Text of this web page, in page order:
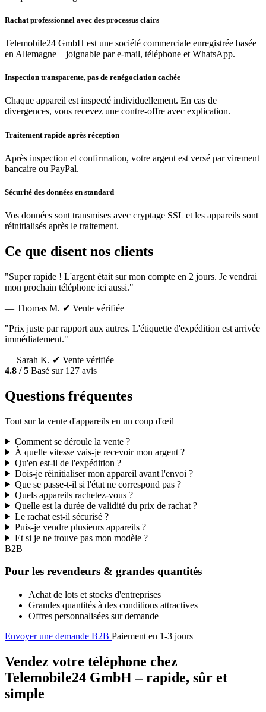
Rachat professionnel avec des processus clairs
Telemobile24 GmbH est une société commerciale enregistrée basée
en Allemagne – joignable par e-mail, téléphone et WhatsApp.
Inspection transparente, pas de renégociation cachée
Chaque appareil est inspecté individuellement. En cas de
divergences, vous recevez une contre-offre avec explication.
Traitement rapide après réception
Après inspection et confirmation, votre argent est versé par virement
bancaire ou PayPal.
Sécurité des données en standard
Vos données sont transmises avec cryptage SSL et les appareils sont
réinitialisés après le traitement.
Ce que disent nos clients
"Super rapide ! L'argent était sur mon compte en 2 jours. Je vendrai
mon prochain téléphone ici aussi."
— Thomas M. ✔ Vente vérifiée
"Prix juste par rapport aux autres. L'étiquette d'expédition est arrivée
immédiatement."
— Sarah K. ✔ Vente vérifiée
4.8 / 5 Basé sur 127 avis
Questions fréquentes
Tout sur la vente d'appareils en un coup d'œil
Comment se déroule la vente ?
À quelle vitesse vais-je recevoir mon argent ?
Qu'en est-il de l'expédition ?
Dois-je réinitialiser mon appareil avant l'envoi ?
Que se passe-t-il si l'état ne correspond pas ?
Quels appareils rachetez-vous ?
Quelle est la durée de validité du prix de rachat ?
Le rachat est-il sécurisé ?
Puis-je vendre plusieurs appareils ?
Et si je ne trouve pas mon modèle ?
B2B
Pour les revendeurs & grandes quantités
Achat de lots et stocks d'entreprises
Grandes quantités à des conditions attractives
Offres personnalisées sur demande
Envoyer une demande B2B Paiement en 1-3 jours
Vendez votre téléphone chez
Telemobile24 GmbH – rapide, sûr et
simple